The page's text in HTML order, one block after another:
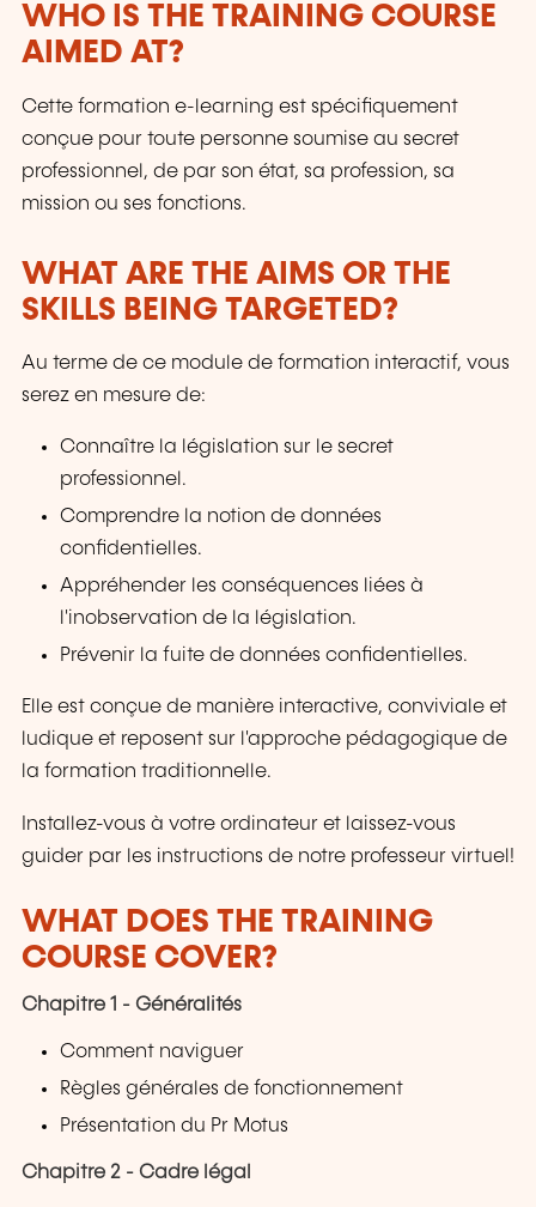
WHO IS THE TRAINING COURSE
AIMED AT?
Cette formation e-learning est spécifiquement
conçue pour toute personne soumise au secret
professionnel, de par son état, sa profession, sa
mission ou ses fonctions.
WHAT ARE THE AIMS OR THE
SKILLS BEING TARGETED?
Au terme de ce module de formation interactif, vous
serez en mesure de:
Connaître la législation sur le secret
professionnel.
Comprendre la notion de données
confidentielles.
Appréhender les conséquences liées à
l'inobservation de la législation.
Prévenir la fuite de données confidentielles.
Elle est conçue de manière interactive, conviviale et
ludique et reposent sur l'approche pédagogique de
la formation traditionnelle.
Installez-vous à votre ordinateur et laissez-vous
guider par les instructions de notre professeur virtuel!
WHAT DOES THE TRAINING
COURSE COVER?
Chapitre 1 - Généralités
Comment naviguer
Règles générales de fonctionnement
Présentation du Pr Motus
Chapitre 2 - Cadre légal